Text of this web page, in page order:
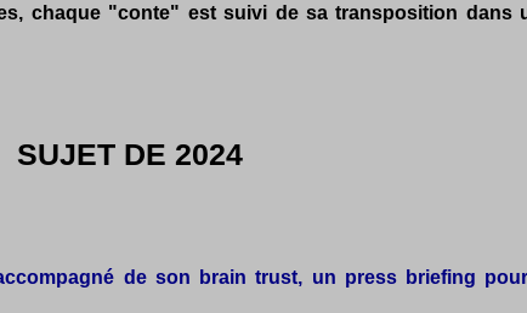
chaque "conte" est suivi de sa transposition dans
SUJET DE 2024
de son brain trust, un press briefing